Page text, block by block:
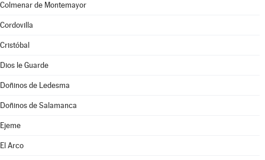
Colmenar de Montemayor
Cordovilla
Cristóbal
Dios le Guarde
Doñinos de Ledesma
Doñinos de Salamanca
Ejeme
El Arco